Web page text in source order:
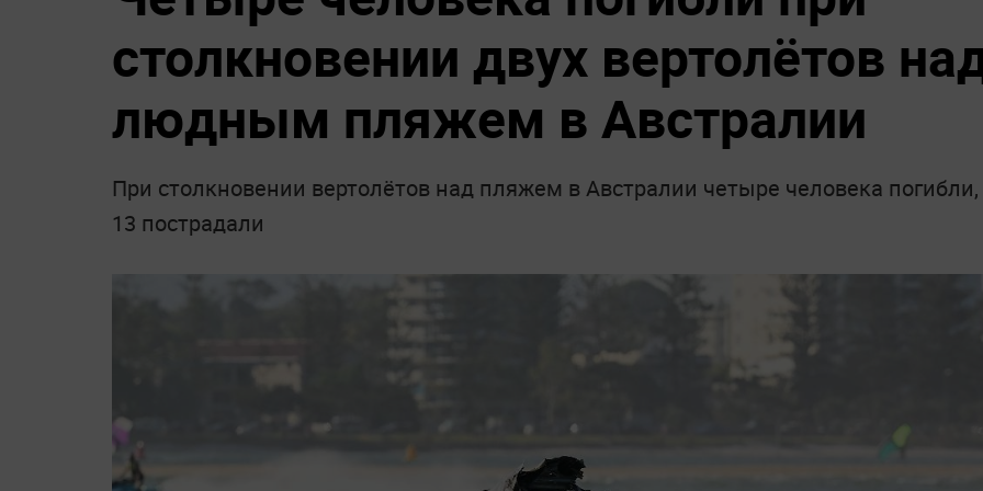
столкновении двух вертолётов
людным пляжем в Австралии
При столкновении вертолётов над пляжем в Австралии четыре человека погибли,
13 пострадали